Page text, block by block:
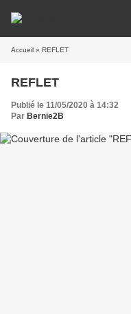
Accueil » REFLET
REFLET
Publié le 11/05/2020 à 14:32
Par Bernie2B